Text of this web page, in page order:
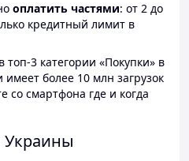
оплатить частями: от 2 до
кредитный лимит в
топ-3 категории «Покупки» в
более 10 млн загрузок
со смартфона где и когда
Украины